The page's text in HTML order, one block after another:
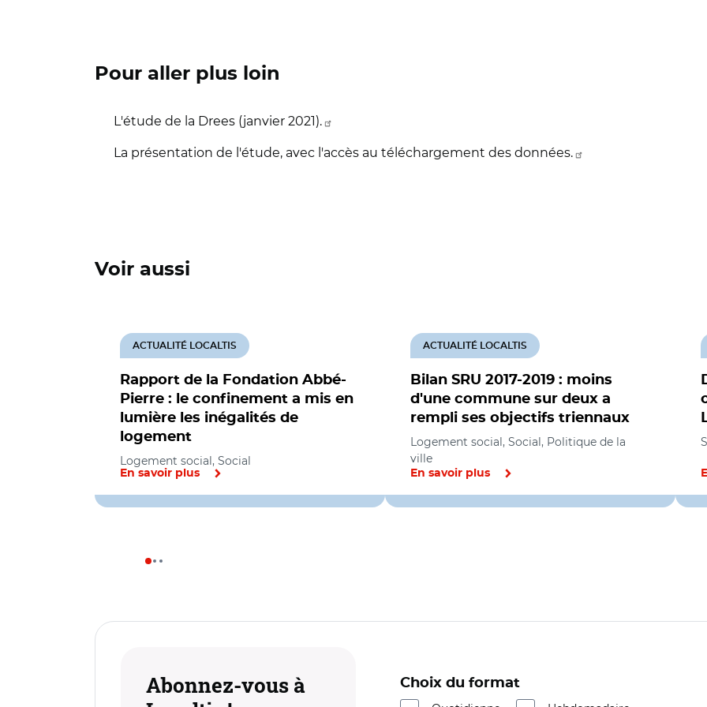
Pour aller plus loin
L'étude de la Drees (janvier 2021).
La présentation de l'étude, avec l'accès au téléchargement des données.
Voir aussi
Rapport de la Fondation Abbé-
Pierre : le confinement a mis en
lumière les inégalités de
logement
ACTUALITÉ LOCALTIS
Logement social, Social
En savoir plus
Bilan SRU 2017-2019 : moins
d'une commune sur deux a
rempli ses objectifs triennaux
ACTUALITÉ LOCALTIS
Logement social, Social, Politique de la
ville
En savoir plus
Abonnez-vous à
Choix du format